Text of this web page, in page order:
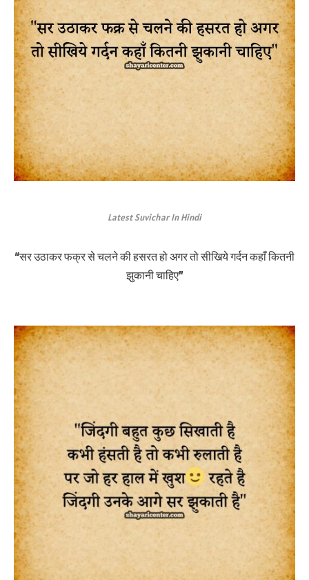
Latest Suvichar In Hindi
“सर उठाकर फक्र से चलने की हसरत हो अगर तो सीखिये गर्दन कहाँ कितनी
झुकानी चाहिए”